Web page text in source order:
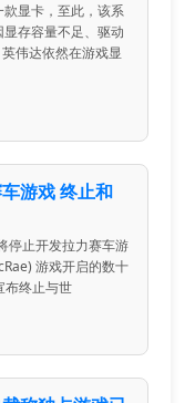
显卡，至此，该系
存容量不足、驱动
伟达依然在游戏显
游戏 终止和
停止开发拉力赛车游
游戏开启的数十
布终止与世